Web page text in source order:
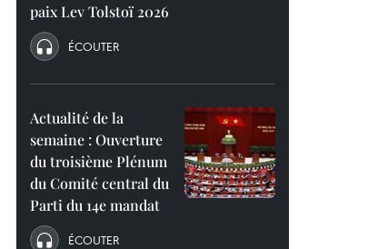
paix Lev Tolstoï 2026
ÉCOUTER
Actualité de la
semaine : Ouverture
du troisième Plénum
du Comité central du
Parti du 14e mandat
ÉCOUTER